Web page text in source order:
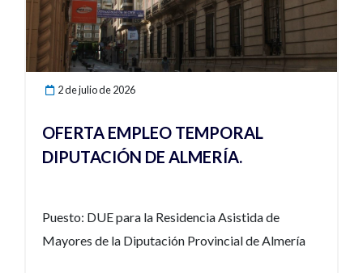
2 de julio de 2026
OFERTA EMPLEO TEMPORAL
DIPUTACIÓN DE ALMERÍA.
Puesto: DUE para la Residencia Asistida de
Mayores de la Diputación Provincial de Almería